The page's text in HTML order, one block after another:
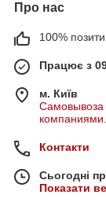
Про нас
100%
Працює з
м. Київ
Самовывоза
компаниями.
Контакти
Сьогодні
Показати